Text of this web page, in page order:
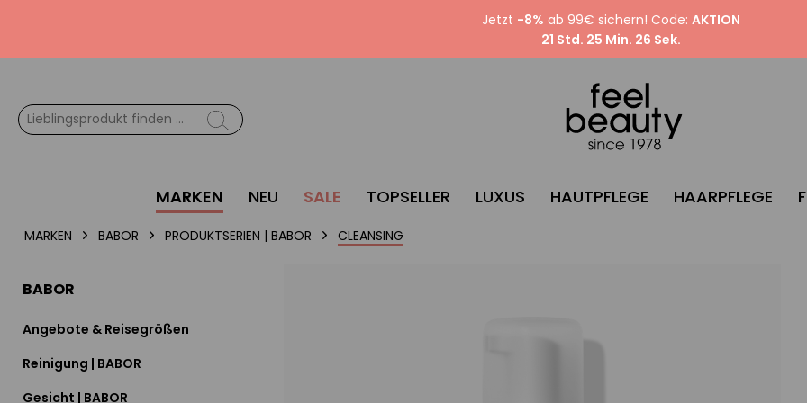
Jetzt -8% ab 99€ sichern! Code: AKTION
21 Std. 25 Min. 25 Sek.
MARKEN NEU SALE TOPSELLER LUXUS HAUTPFLEGE HAARPFLEGE
MARKEN BABOR PRODUKTSERIEN | BABOR CLEANSING
BABOR
Angebote & Reisegrößen
Reinigung | BABOR
Gesicht | BABOR